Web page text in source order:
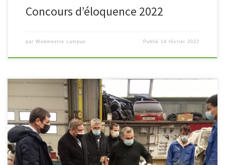
Concours d’éloquence 2022
par Webmestre campus Publié 14 février 2022
« L’excellence de la voie professionnelle s’est encore illustrée
aujourd’hui au Campus de Coulommiers (77). J’y ai rencontré des
élèves en Bac Pro maintenance des « matériels agricoles » et
« véhicules de transport […]